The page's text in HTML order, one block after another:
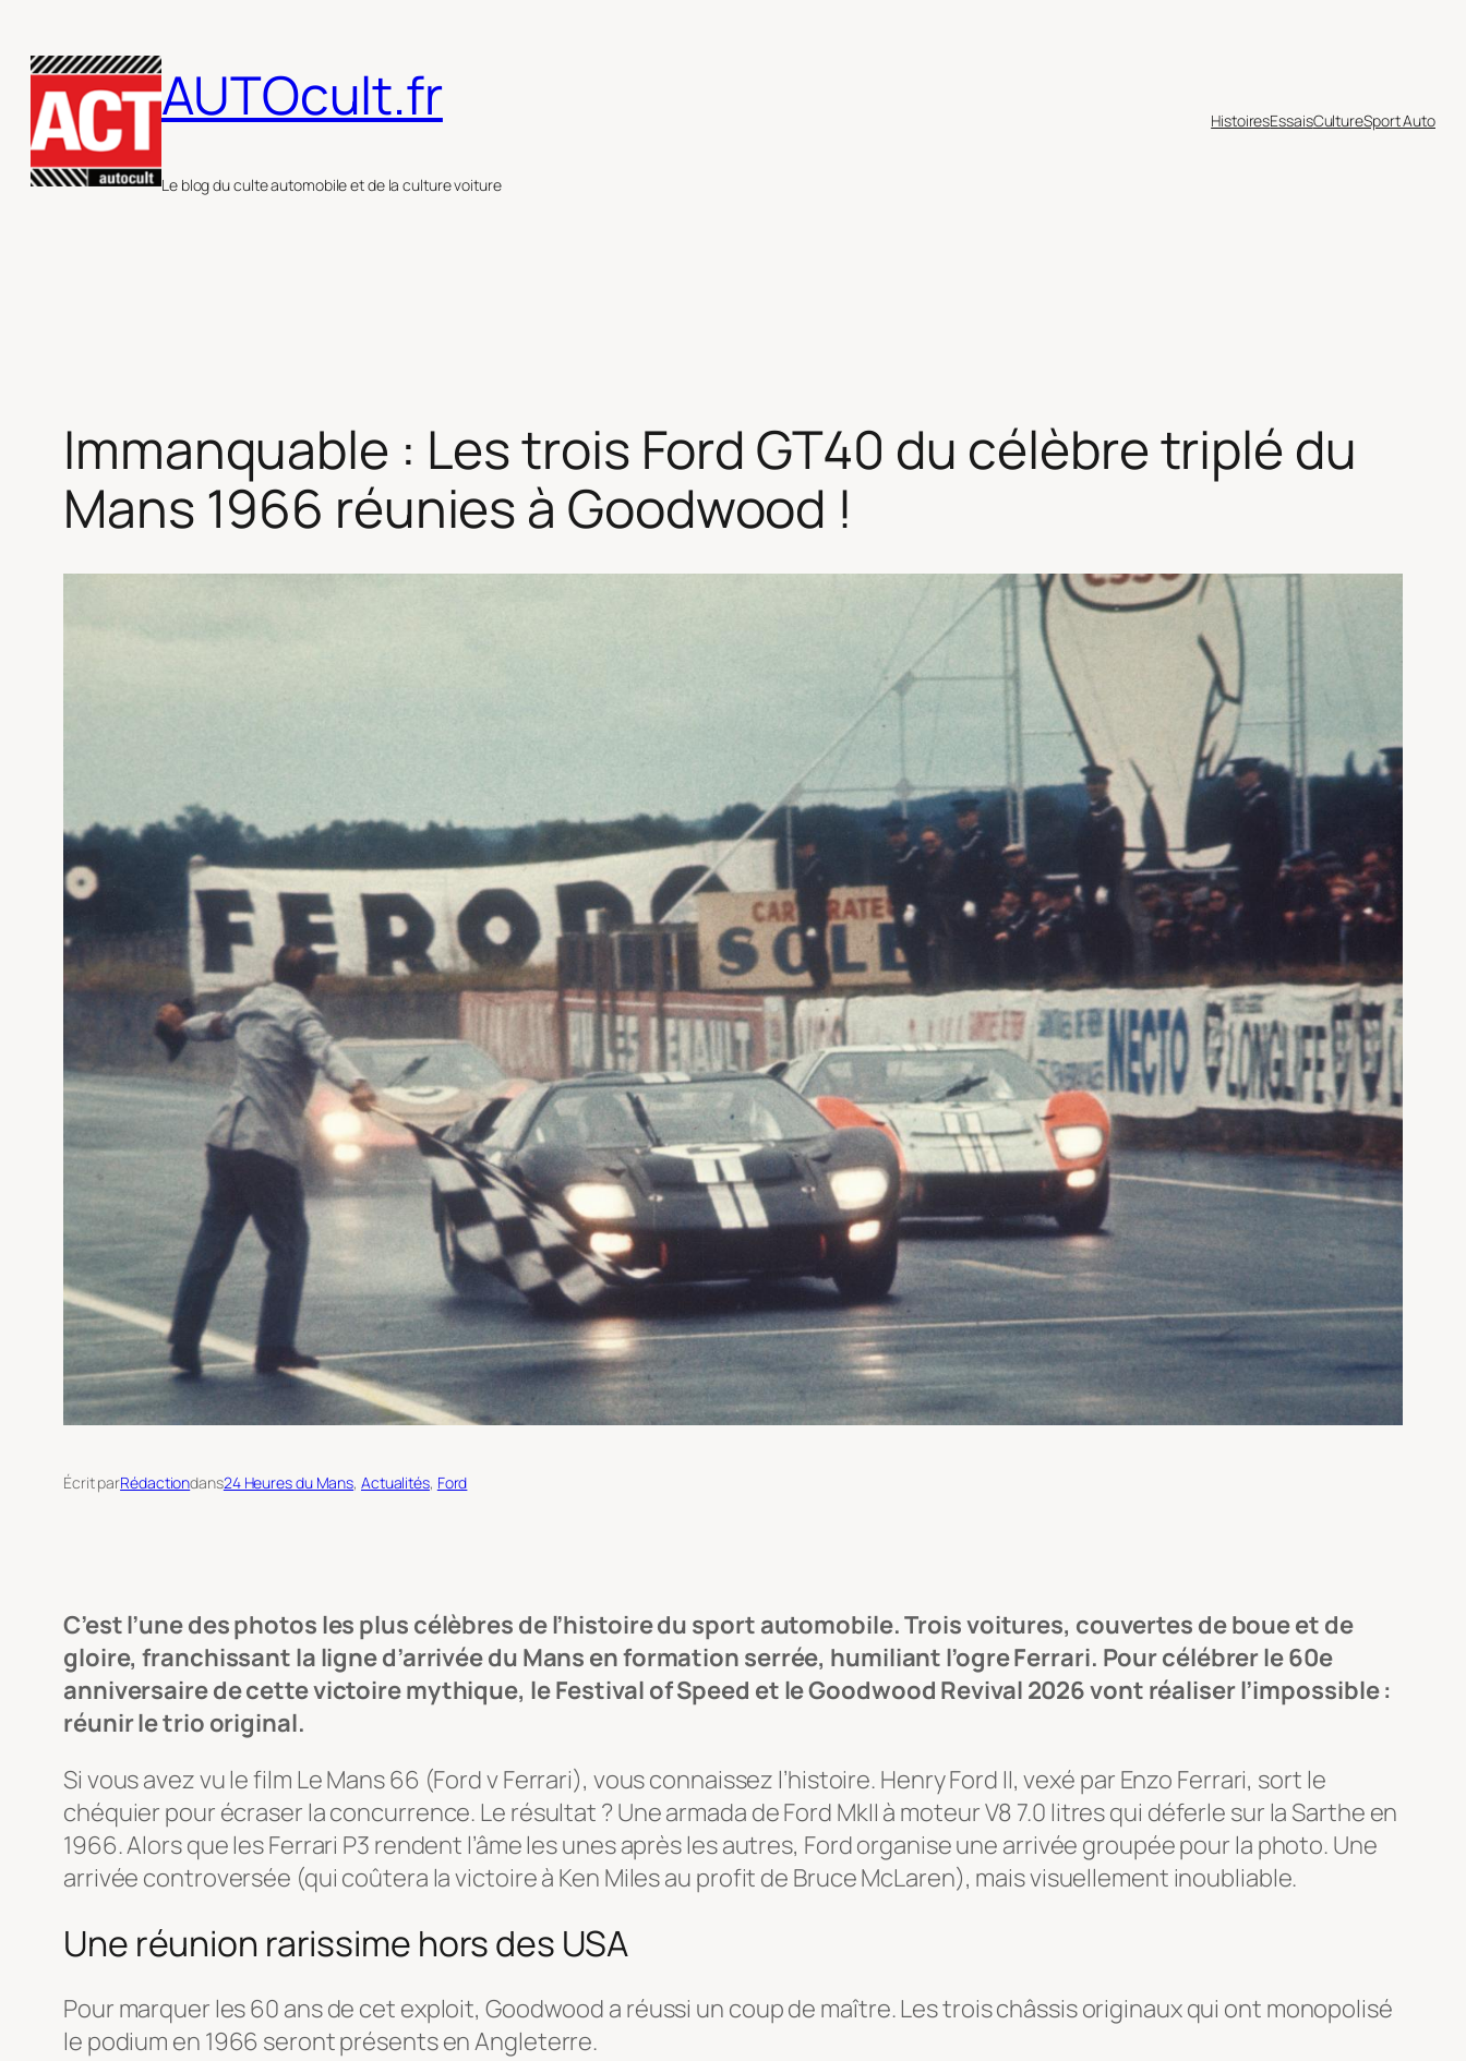
au
contenu
AUTOcult.fr
Le blog du culte automobile et de la culture voiture
HistoiresEssaisCultureSport Auto
Immanquable : Les trois Ford GT40 du célèbre triplé du
Mans 1966 réunies à Goodwood !
Écrit parRédactiondans24 Heures du Mans, Actualités, Ford
C’est l’une des photos les plus célèbres de l’histoire du sport automobile. Trois voitures, couvertes de boue et de
gloire, franchissant la ligne d’arrivée du Mans en formation serrée, humiliant l’ogre Ferrari. Pour célébrer le 60e
anniversaire de cette victoire mythique, le Festival of Speed et le Goodwood Revival 2026 vont réaliser l’impossible :
réunir le trio original.
Si vous avez vu le film Le Mans 66 (Ford v Ferrari), vous connaissez l’histoire. Henry Ford II, vexé par Enzo Ferrari, sort le
chéquier pour écraser la concurrence. Le résultat ? Une armada de Ford MkII à moteur V8 7.0 litres qui déferle sur la Sarthe en
1966. Alors que les Ferrari P3 rendent l’âme les unes après les autres, Ford organise une arrivée groupée pour la photo. Une
arrivée controversée (qui coûtera la victoire à Ken Miles au profit de Bruce McLaren), mais visuellement inoubliable.
Une réunion rarissime hors des USA
Pour marquer les 60 ans de cet exploit, Goodwood a réussi un coup de maître. Les trois châssis originaux qui ont monopolisé
le podium en 1966 seront présents en Angleterre.